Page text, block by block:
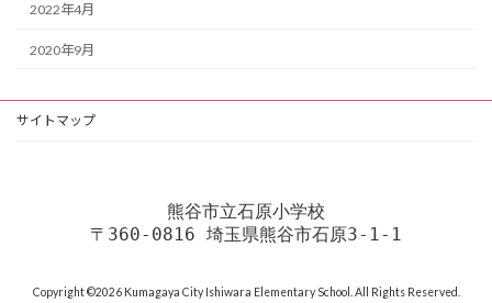
2022年4月
2020年9月
サイトマップ
熊谷市立石原小学校
〒360-0816 埼玉県熊谷市石原3-1-1
Copyright ©2026 Kumagaya City Ishiwara Elementary School. All Rights Reserved.